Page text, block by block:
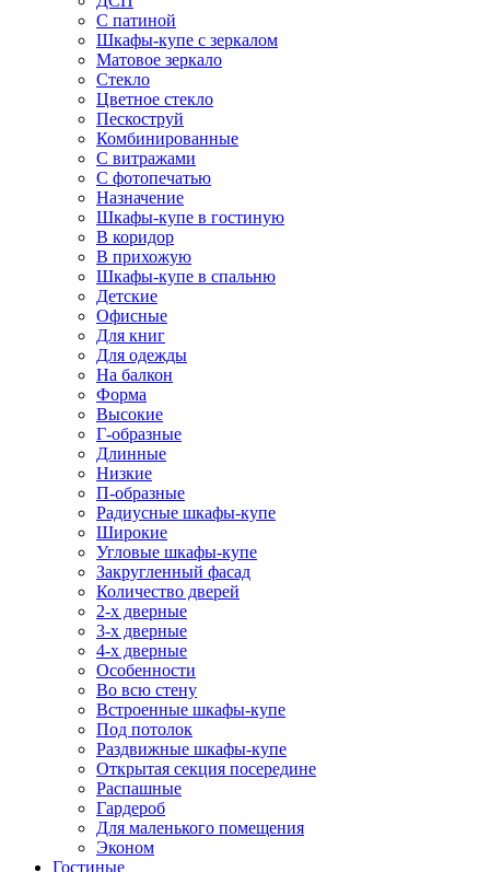
С патиной
Шкафы-купе с зеркалом
Матовое зеркало
Стекло
Цветное стекло
Пескоструй
Комбинированные
С витражами
С фотопечатью
Назначение
Шкафы-купе в гостиную
В коридор
В прихожую
Шкафы-купе в спальню
Детские
Офисные
Для книг
Для одежды
На балкон
Форма
Высокие
Г-образные
Длинные
Низкие
П-образные
Радиусные шкафы-купе
Широкие
Угловые шкафы-купе
Закругленный фасад
Количество дверей
2-х дверные
3-х дверные
4-х дверные
Особенности
Во всю стену
Встроенные шкафы-купе
Под потолок
Раздвижные шкафы-купе
Открытая секция посередине
Распашные
Гардероб
Для маленького помещения
Эконом
Гостиные